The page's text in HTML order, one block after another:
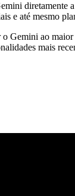
diretamente
e até mesmo
Gemini ao
mais